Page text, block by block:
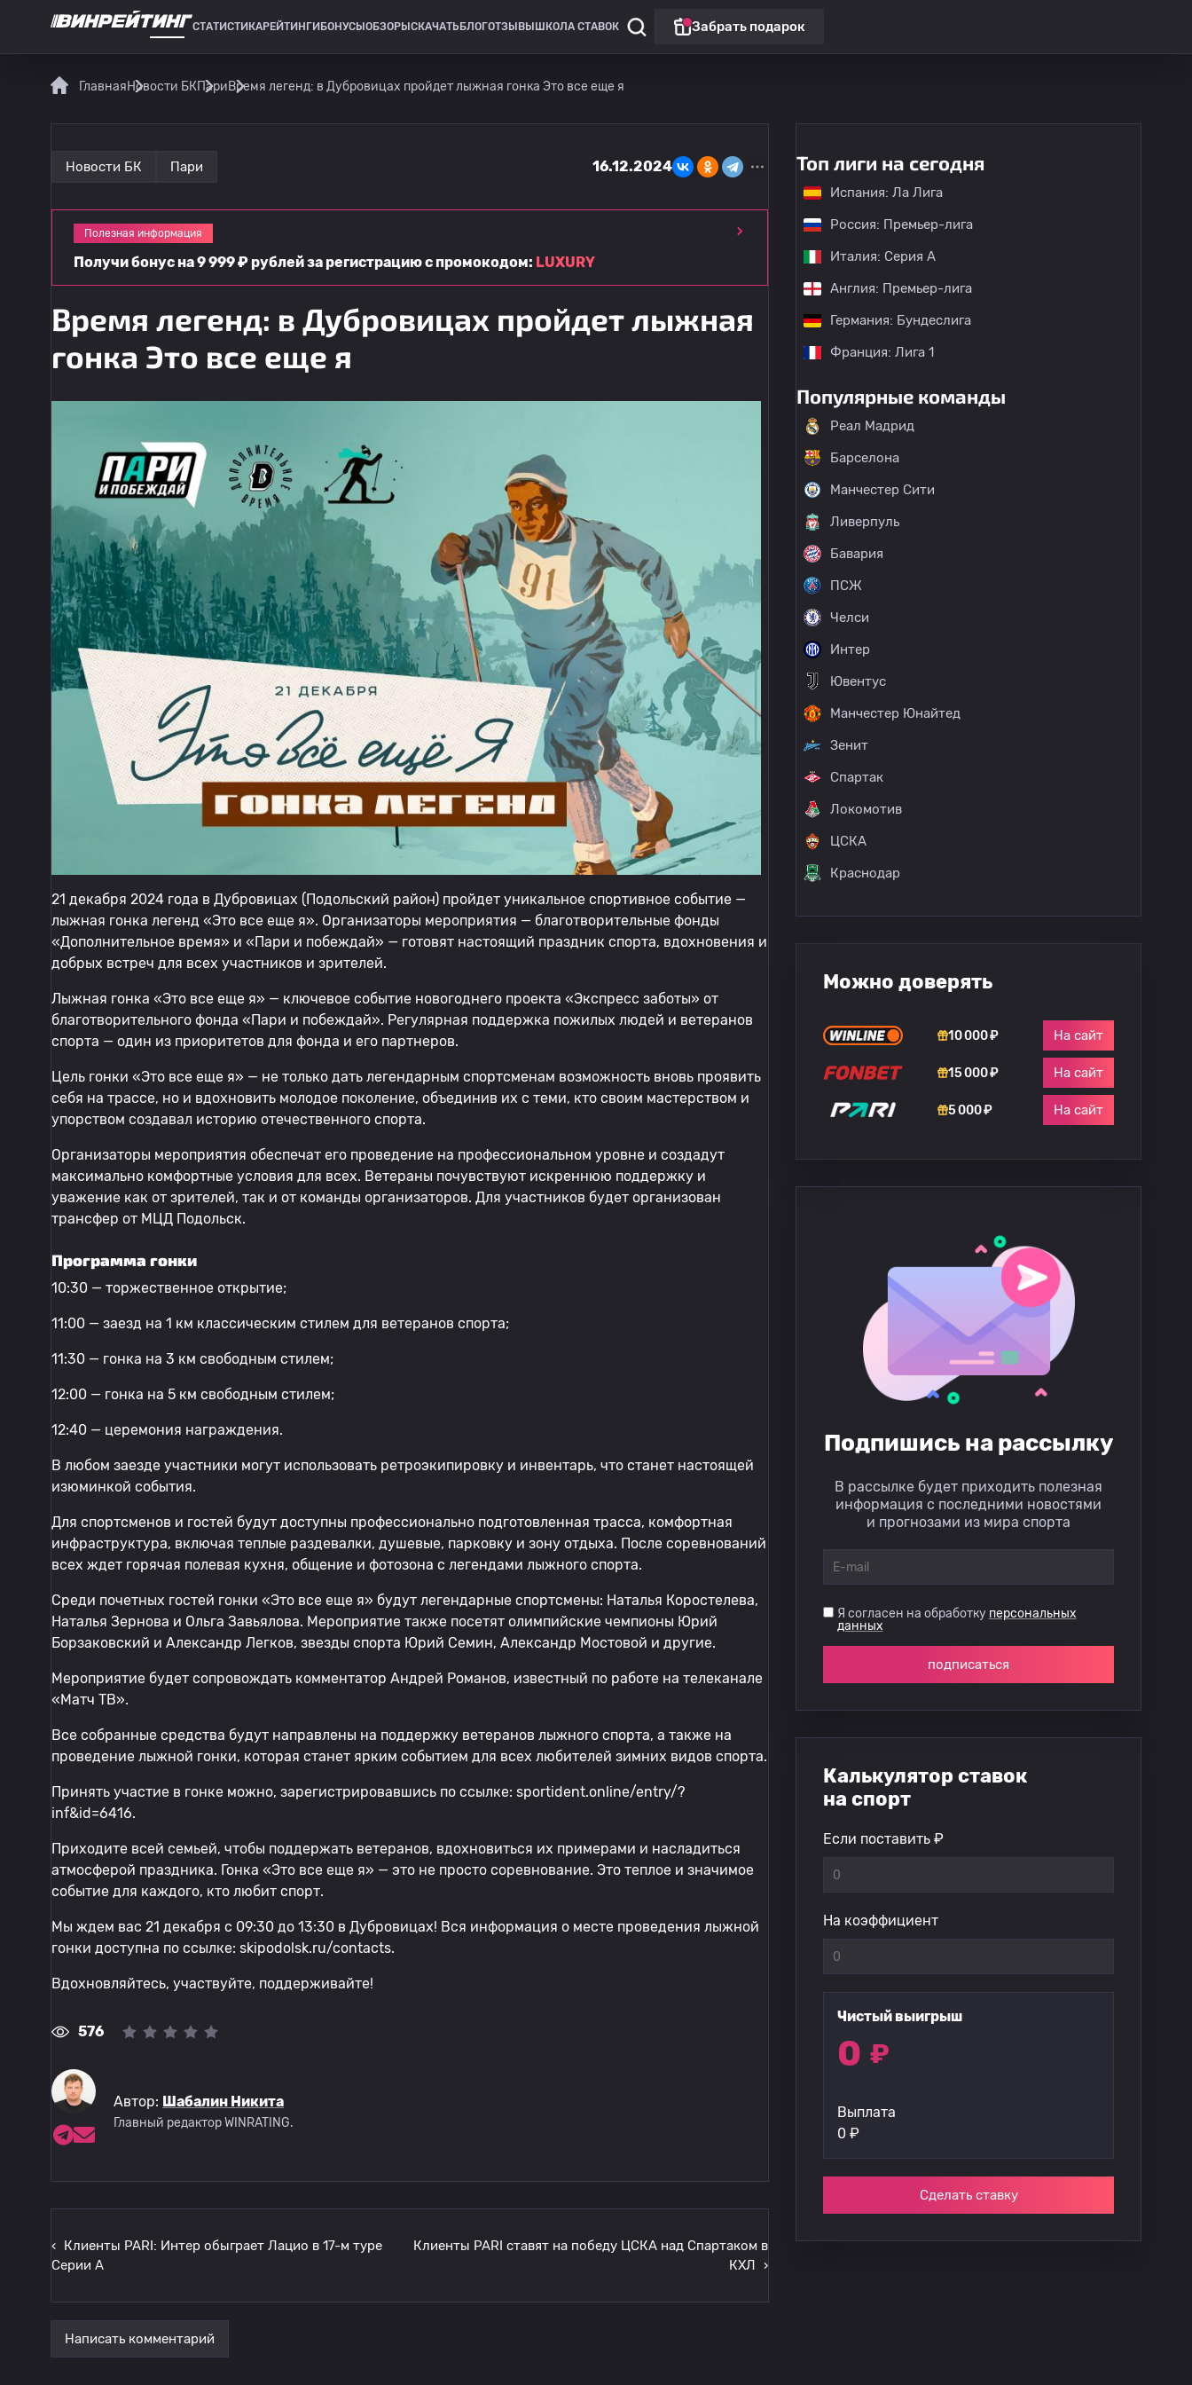
СТАТИСТИКАРЕЙТИНГИ БОНУСЫ ОБЗОРЫ СКАЧАТЬ БЛОГОТЗЫВЫ ШКОЛА СТАВОК Забрать подарок
ГлавнаяНовости БКПариВремя легенд: в Дубровицах пройдет лыжная гонка Это все еще я
Новости БК Пари 16.12.2024
Полезная информация
Получи бонус на 9 999 ₽ рублей за регистрацию с промокодом: LUXURY
Время легенд: в Дубровицах пройдет лыжная
гонка Это все еще я
21 декабря 2024 года в Дубровицах (Подольский район) пройдет уникальное спортивное событие —
лыжная гонка легенд «Это все еще я». Организаторы мероприятия — благотворительные фонды
«Дополнительное время» и «Пари и побеждай» — готовят настоящий праздник спорта, вдохновения и
добрых встреч для всех участников и зрителей.
Лыжная гонка «Это все еще я» — ключевое событие новогоднего проекта «Экспресс заботы» от
благотворительного фонда «Пари и побеждай». Регулярная поддержка пожилых людей и ветеранов
спорта — один из приоритетов для фонда и его партнеров.
Цель гонки «Это все еще я» — не только дать легендарным спортсменам возможность вновь проявить
себя на трассе, но и вдохновить молодое поколение, объединив их с теми, кто своим мастерством и
упорством создавал историю отечественного спорта.
Организаторы мероприятия обеспечат его проведение на профессиональном уровне и создадут
максимально комфортные условия для всех. Ветераны почувствуют искреннюю поддержку и
уважение как от зрителей, так и от команды организаторов. Для участников будет организован
трансфер от МЦД Подольск.
Программа гонки
10:30 — торжественное открытие;
11:00 — заезд на 1 км классическим стилем для ветеранов спорта;
11:30 — гонка на 3 км свободным стилем;
12:00 — гонка на 5 км свободным стилем;
12:40 — церемония награждения.
В любом заезде участники могут использовать ретроэкипировку и инвентарь, что станет настоящей
изюминкой события.
Для спортсменов и гостей будут доступны профессионально подготовленная трасса, комфортная
инфраструктура, включая теплые раздевалки, душевые, парковку и зону отдыха. После соревнований
всех ждет горячая полевая кухня, общение и фотозона с легендами лыжного спорта.
Среди почетных гостей гонки «Это все еще я» будут легендарные спортсмены: Наталья Коростелева,
Наталья Зернова и Ольга Завьялова. Мероприятие также посетят олимпийские чемпионы Юрий
Борзаковский и Александр Легков, звезды спорта Юрий Семин, Александр Мостовой и другие.
Мероприятие будет сопровождать комментатор Андрей Романов, известный по работе на телеканале
«Матч ТВ».
Все собранные средства будут направлены на поддержку ветеранов лыжного спорта, а также на
проведение лыжной гонки, которая станет ярким событием для всех любителей зимних видов спорта.
Принять участие в гонке можно, зарегистрировавшись по ссылке: sportident.online/entry/?
inf&id=6416.
Приходите всей семьей, чтобы поддержать ветеранов, вдохновиться их примерами и насладиться
атмосферой праздника. Гонка «Это все еще я» — это не просто соревнование. Это теплое и значимое
событие для каждого, кто любит спорт.
Мы ждем вас 21 декабря с 09:30 до 13:30 в Дубровицах! Вся информация о месте проведения лыжной
гонки доступна по ссылке: skipodolsk.ru/contacts.
Вдохновляйтесь, участвуйте, поддерживайте!
576
Автор: Шабалин Никита
Главный редактор WINRATING.
‹ Клиенты PARI: Интер обыграет Лацио в 17-м туре
Серии А
Клиенты PARI ставят на победу ЦСКА над Спартаком в
КХЛ ›
Написать комментарий
Топ лиги на сегодня
Испания: Ла Лига
Россия: Премьер-лига
Италия: Серия А
Англия: Премьер-лига
Германия: Бундеслига
Франция: Лига 1
Популярные команды
Реал Мадрид
Барселона
Манчестер Сити
Ливерпуль
Бавария
ПСЖ
Челси
Интер
Ювентус
Манчестер Юнайтед
Зенит
Спартак
Локомотив
ЦСКА
Краснодар
Можно доверять
10 000 ₽ На сайт
15 000 ₽ На сайт
5 000 ₽ На сайт
Подпишись на рассылку
В рассылке будет приходить полезная
информация с последними новостями
и прогнозами из мира спорта
Я согласен на обработку персональных
данных
подписаться
Калькулятор ставок
на спорт
Если поставить ₽
На коэффициент
Чистый выигрыш
0 ₽
Выплата
0 ₽
Сделать ставку